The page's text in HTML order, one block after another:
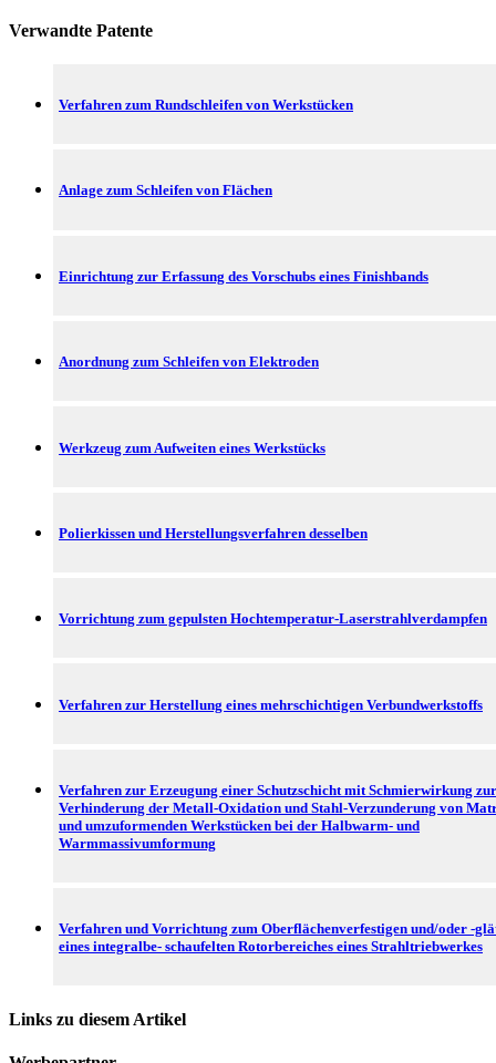
Verwandte Patente
Verfahren zum Rundschleifen von Werkstücken
Anlage zum Schleifen von Flächen
Einrichtung zur Erfassung des Vorschubs eines Finishbands
Anordnung zum Schleifen von Elektroden
Werkzeug zum Aufweiten eines Werkstücks
Polierkissen und Herstellungsverfahren desselben
Vorrichtung zum gepulsten Hochtemperatur-Laserstrahlverdampfen
Verfahren zur Herstellung eines mehrschichtigen Verbundwerkstoffs
Verfahren zur Erzeugung einer Schutzschicht mit Schmierwirkung zur
Verhinderung der Metall-Oxidation und Stahl-Verzunderung von
und umzuformenden Werkstücken bei der Halbwarm- und
Warmmassivumformung
Verfahren und Vorrichtung zum Oberflächenverfestigen und/oder -
eines integralbe- schaufelten Rotorbereiches eines Strahltriebwerkes
Links zu diesem Artikel